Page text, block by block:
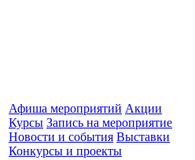
Афиша мероприятий Акции
Курсы Запись на мероприятие
Новости и события Выставки
Конкурсы и проекты